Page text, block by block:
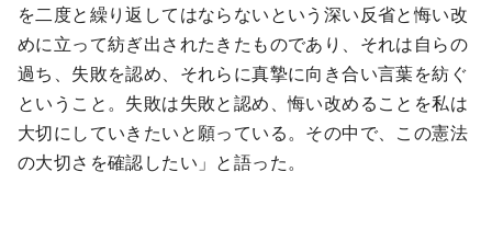
を二度と繰り返してはならないという深い反省と悔い改
めに立って紡ぎ出されたきたものであり、それは自らの
過ち、失敗を認め、それらに真摯に向き合い言葉を紡ぐ
ということ。失敗は失敗と認め、悔い改めることを私は
大切にしていきたいと願っている。その中で、この憲法
の大切さを確認したい」と語った。